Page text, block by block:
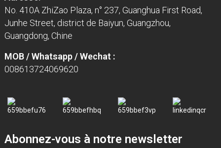
No. 410A ZhiZao Plaza, n° 237, Guanghua First Road,
Junhe Street, district de Baiyun, Guangzhou,
Guangdong, Chine
MOB / Whatsapp / Wechat :
008613724069620
Abonnez-vous à notre newsletter